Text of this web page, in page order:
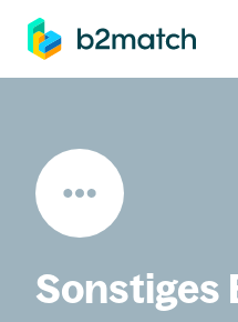
springen
Sonstiges